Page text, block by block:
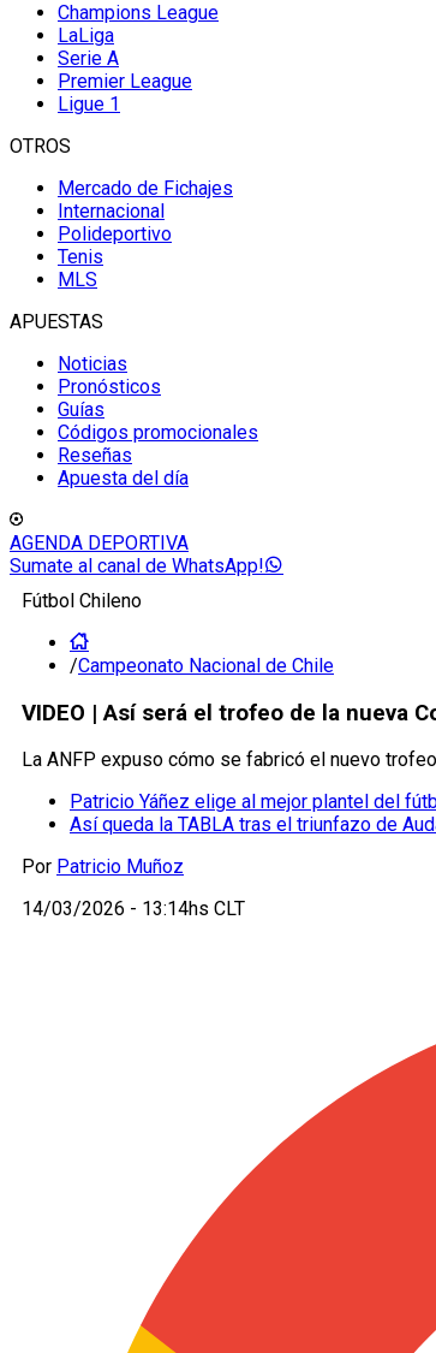
Champions League
LaLiga
Serie A
Premier League
Ligue 1
OTROS
Mercado de Fichajes
Internacional
Polideportivo
Tenis
MLS
APUESTAS
Noticias
Pronósticos
Guías
Códigos promocionales
Reseñas
Apuesta del día
AGENDA DEPORTIVA
Sumate al canal de WhatsApp!
Fútbol Chileno
/Campeonato Nacional de Chile
VIDEO | Así será el trofeo de la nueva
La ANFP expuso cómo se fabricó el nuevo
Patricio Yáñez elige al mejor plantel del
Así queda la TABLA tras el triunfazo de
Por Patricio Muñoz
14/03/2026 - 13:14hs CLT